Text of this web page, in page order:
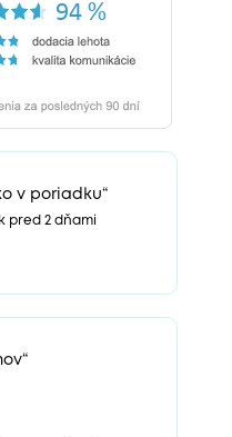
v poriadku“
pred 2 dňami